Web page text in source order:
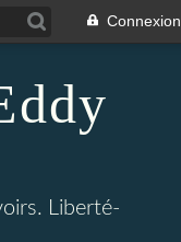
Connexion
Liberté-